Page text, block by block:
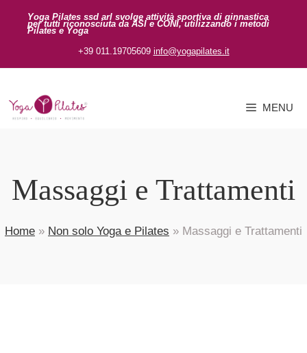
Yoga Pilates ssd arl svolge attività sportiva di ginnastica
per tutti riconosciuta da ASI e CONI, utilizzando i metodi
Pilates e Yoga
+39 011.19705609 info@yogapilates.it
MENU
Massaggi e Trattamenti
Home » Non solo Yoga e Pilates » Massaggi e Trattamenti